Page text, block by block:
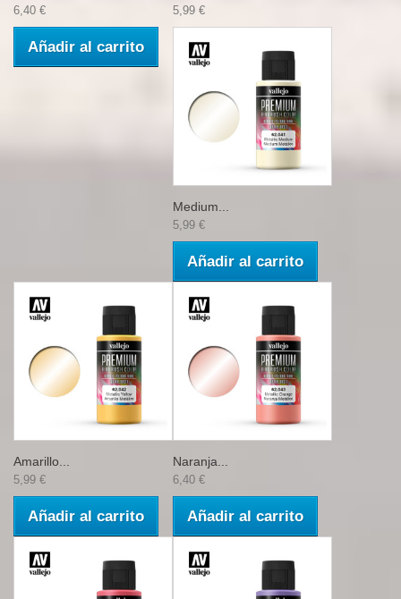
6,40 €
Añadir al carrito
5,99 €
Medium...
5,99 €
Añadir al carrito
Amarillo...
5,99 €
Añadir al carrito
Naranja...
6,40 €
Añadir al carrito